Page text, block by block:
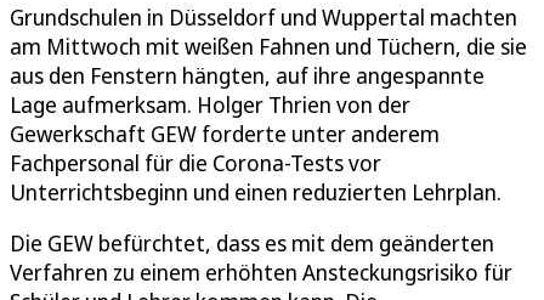
Grundschulen in Düsseldorf und Wuppertal machten
am Mittwoch mit weißen Fahnen und Tüchern, die sie
aus den Fenstern hängten, auf ihre angespannte
Lage aufmerksam. Holger Thrien von der
Gewerkschaft GEW forderte unter anderem
Fachpersonal für die Corona-Tests vor
Unterrichtsbeginn und einen reduzierten Lehrplan.
Die GEW befürchtet, dass es mit dem geänderten
Verfahren zu einem erhöhten Ansteckungsrisiko für